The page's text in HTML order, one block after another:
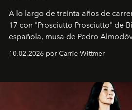
A lo largo de treinta años de
17 con "Prosciutto Prosciutto" de
española, musa de Pedro
Barcelona", ha dividido su tiempo
dirigida por Maggie Gyllenhaal.
10.02.2026 por Carrie Wittmer